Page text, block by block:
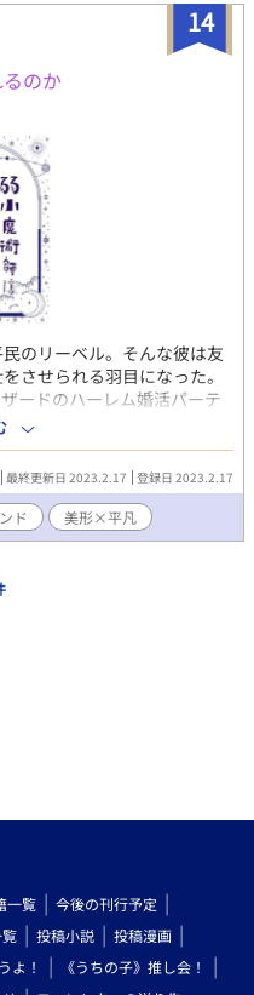
14
のか
のリーベル。そんな彼は友
させられる羽目になった。
ードのハーレム婚活パーテ
彼には、夜にだけ出会う秘
美女と野獣をモチーフに、
ーです。
最終更新日 2023.2.17 登録日 2023.2.17
ド 美形×平凡
一覧
今後の刊行予定
投稿小説
投稿漫画
よ！
《うちの子》推し会！